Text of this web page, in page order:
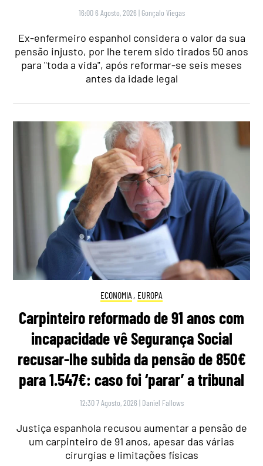
16:00 6 Agosto, 2026 | Gonçalo Viegas
Ex-enfermeiro espanhol considera o valor da sua
pensão injusto, por lhe terem sido tirados 50 anos
para "toda a vida", após reformar-se seis meses
antes da idade legal
ECONOMIA , EUROPA
Carpinteiro reformado de 91 anos com
incapacidade vê Segurança Social
recusar-lhe subida da pensão de 850€
para 1.547€: caso foi ‘parar’ a tribunal
12:30 7 Agosto, 2026 | Daniel Fallows
Justiça espanhola recusou aumentar a pensão de
um carpinteiro de 91 anos, apesar das várias
cirurgias e limitações físicas